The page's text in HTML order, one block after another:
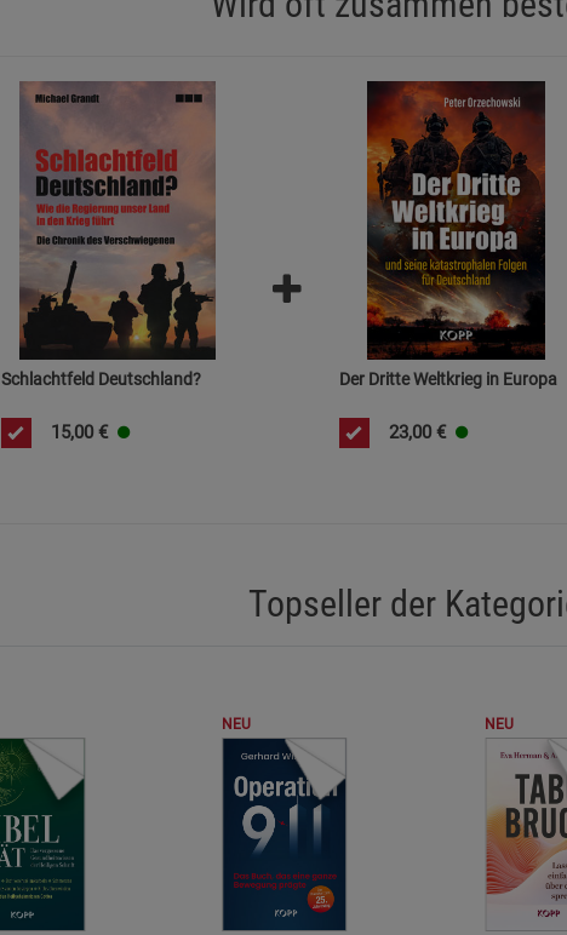
Schlachtfeld Deutschland?
15,00 €
Der Dritte Weltkrieg in Europa
23,00 €
Topseller der
NEU NEU
Cookie-Informationenanzeigen
Marketing Cookies (3)
Beschreibung Marketing Cookies
Cookie-Informationenanzeigen